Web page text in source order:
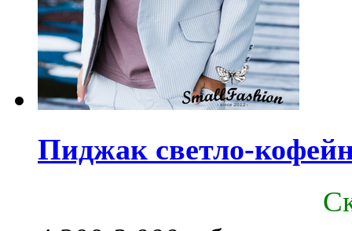
Пиджак светло-